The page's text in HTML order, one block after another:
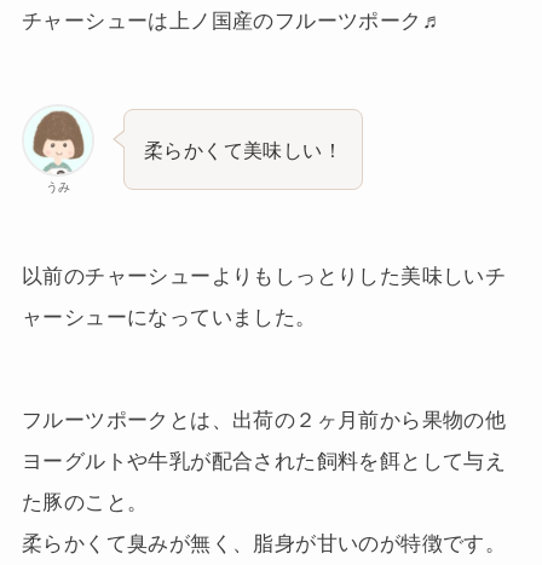
チャーシューは上ノ国産のフルーツポーク♬
うみ
柔らかくて美味しい！
以前のチャーシューよりもしっとりした美味しいチ
ャーシューになっていました。
フルーツポークとは、出荷の２ヶ月前から果物の他
ヨーグルトや牛乳が配合された飼料を餌として与え
た豚のこと。
柔らかくて臭みが無く、脂身が甘いのが特徴です。